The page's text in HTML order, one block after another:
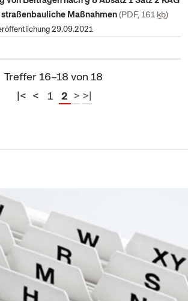
straßenbauliche Maßnahmen PDF, 161 kb
29.09.2021
Treffer 16–18 von 18
|< < 1 2 > >|